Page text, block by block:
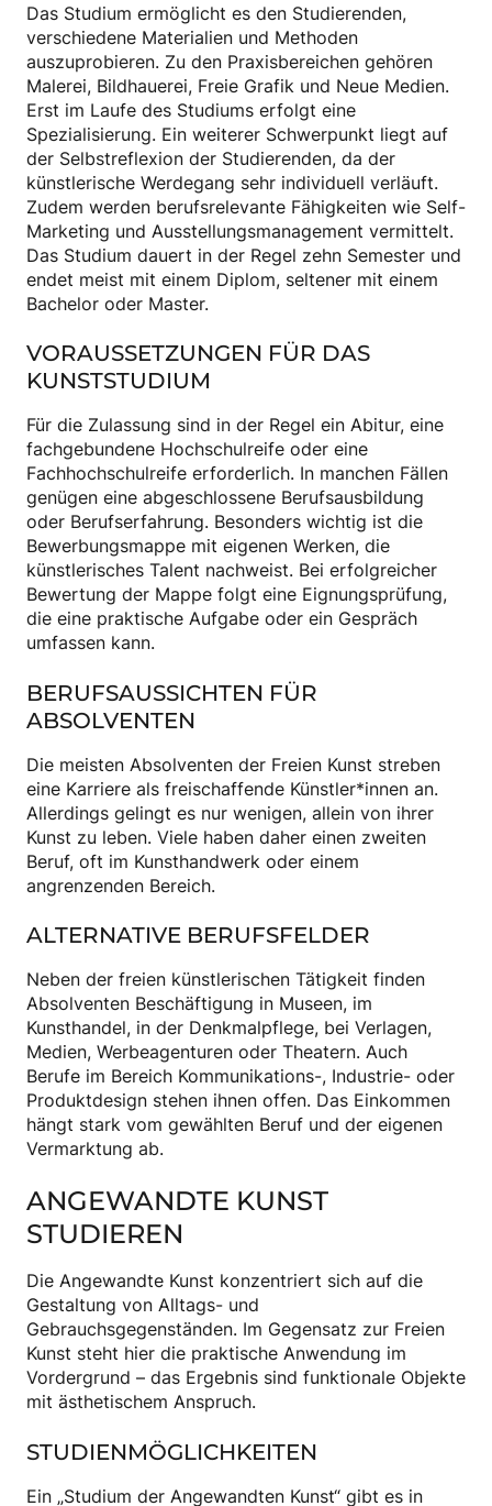
Das Studium ermöglicht es den Studierenden,
verschiedene Materialien und Methoden
auszuprobieren. Zu den Praxisbereichen gehören
Malerei, Bildhauerei, Freie Grafik und Neue Medien.
Erst im Laufe des Studiums erfolgt eine
Spezialisierung. Ein weiterer Schwerpunkt liegt auf
der Selbstreflexion der Studierenden, da der
künstlerische Werdegang sehr individuell verläuft.
Zudem werden berufsrelevante Fähigkeiten wie Self-
Marketing und Ausstellungsmanagement vermittelt.
Das Studium dauert in der Regel zehn Semester und
endet meist mit einem Diplom, seltener mit einem
Bachelor oder Master.
VORAUSSETZUNGEN FÜR DAS
KUNSTSTUDIUM
Für die Zulassung sind in der Regel ein Abitur, eine
fachgebundene Hochschulreife oder eine
Fachhochschulreife erforderlich. In manchen Fällen
genügen eine abgeschlossene Berufsausbildung
oder Berufserfahrung. Besonders wichtig ist die
Bewerbungsmappe mit eigenen Werken, die
künstlerisches Talent nachweist. Bei erfolgreicher
Bewertung der Mappe folgt eine Eignungsprüfung,
die eine praktische Aufgabe oder ein Gespräch
umfassen kann.
BERUFSAUSSICHTEN FÜR
ABSOLVENTEN
Die meisten Absolventen der Freien Kunst streben
eine Karriere als freischaffende Künstler*innen an.
Allerdings gelingt es nur wenigen, allein von ihrer
Kunst zu leben. Viele haben daher einen zweiten
Beruf, oft im Kunsthandwerk oder einem
angrenzenden Bereich.
ALTERNATIVE BERUFSFELDER
Neben der freien künstlerischen Tätigkeit finden
Absolventen Beschäftigung in Museen, im
Kunsthandel, in der Denkmalpflege, bei Verlagen,
Medien, Werbeagenturen oder Theatern. Auch
Berufe im Bereich Kommunikations-, Industrie- oder
Produktdesign stehen ihnen offen. Das Einkommen
hängt stark vom gewählten Beruf und der eigenen
Vermarktung ab.
ANGEWANDTE KUNST
STUDIEREN
Die Angewandte Kunst konzentriert sich auf die
Gestaltung von Alltags- und
Gebrauchsgegenständen. Im Gegensatz zur Freien
Kunst steht hier die praktische Anwendung im
Vordergrund – das Ergebnis sind funktionale Objekte
mit ästhetischem Anspruch.
STUDIENMÖGLICHKEITEN
Ein „Studium der Angewandten Kunst“ gibt es in